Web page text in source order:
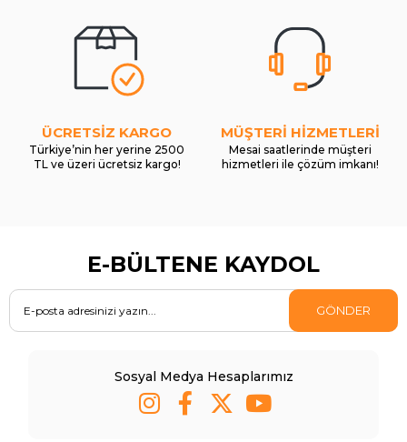
ÜCRETSİZ KARGO
Türkiye’nin her yerine 2500
TL ve üzeri ücretsiz kargo!
MÜŞTERİ HİZMETLERİ
Mesai saatlerinde müşteri
hizmetleri ile çözüm imkanı!
E-BÜLTENE KAYDOL
GÖNDER
Sosyal Medya Hesaplarımız